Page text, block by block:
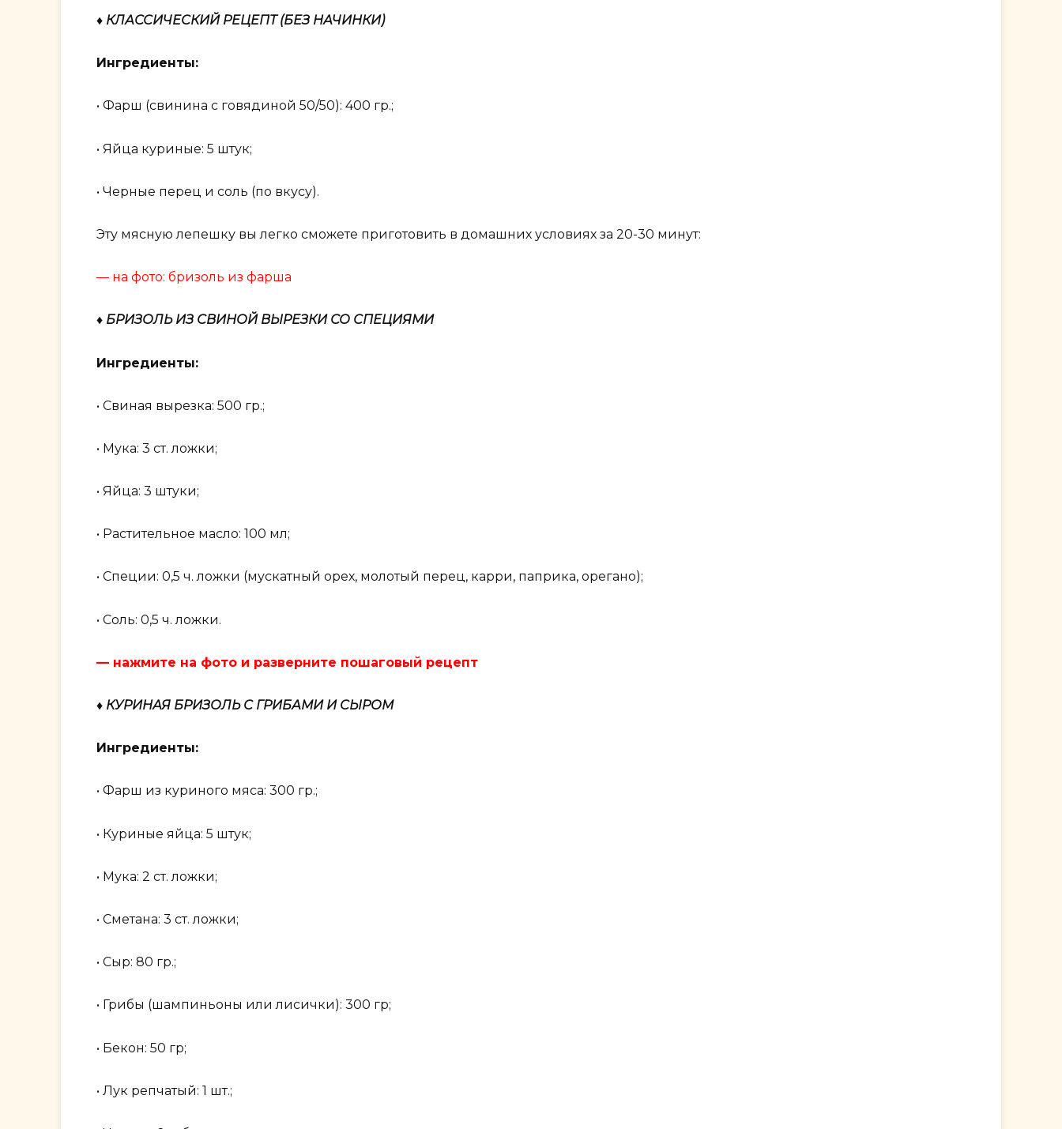
♦ КЛАССИЧЕСКИЙ РЕЦЕПТ (БЕЗ НАЧИНКИ)
Ингредиенты:
• Фарш (свинина с говядиной 50/50): 400 гр.;
• Яйца куриные: 5 штук;
• Черные перец и соль (по вкусу).
Эту мясную лепешку вы легко сможете приготовить в домашних условиях за 20-30 минут:
— на фото: бризоль из фарша
♦ БРИЗОЛЬ ИЗ СВИНОЙ ВЫРЕЗКИ СО СПЕЦИЯМИ
Ингредиенты:
• Свиная вырезка: 500 гр.;
• Мука: 3 ст. ложки;
• Яйца: 3 штуки;
• Растительное масло: 100 мл;
• Специи: 0,5 ч. ложки (мускатный орех, молотый перец, карри, паприка, орегано);
• Соль: 0,5 ч. ложки.
— нажмите на фото и разверните пошаговый рецепт
♦ КУРИНАЯ БРИЗОЛЬ С ГРИБАМИ И СЫРОМ
Ингредиенты:
• Фарш из куриного мяса: 300 гр.;
• Куриные яйца: 5 штук;
• Мука: 2 ст. ложки;
• Сметана: 3 ст. ложки;
• Сыр: 80 гр.;
• Грибы (шампиньоны или лисички): 300 гр;
• Бекон: 50 гр;
• Лук репчатый: 1 шт.;